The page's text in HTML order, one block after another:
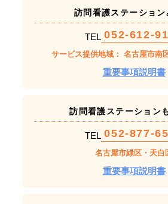
訪問看護ステーション
TEL 052-612-
サービス提供地域： 名古屋市南
重要事項説明書
訪問看護ステーション
TEL 052-877-
名古屋市緑区・天白
重要事項説明書